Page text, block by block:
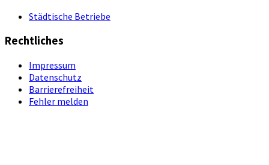
Städtische Betriebe
Rechtliches
Impressum
Datenschutz
Barrierefreiheit
Fehler melden